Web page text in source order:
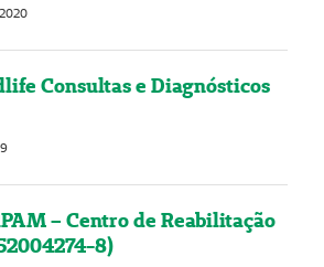
Consultas e Diagnósticos
– Centro de Reabilitação
8)